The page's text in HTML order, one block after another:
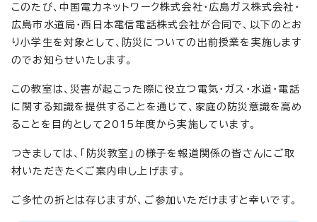
このたび、中国電力ネットワーク株式会社・広島ガス株式会社・
広島市水道局・西日本電信電話株式会社が合同で、以下のとお
り小学生を対象として、防災についての出前授業を実施します
のでお知らせいたします。
この教室は、災害が起こった際に役立つ電気・ガス・水道・電話
に関する知識を提供することを通じて、家庭の防災意識を高め
ることを目的として2015年度から実施しています。
つきましては、「防災教室」の様子を報道関係の皆さんにご取
材いただきたくご案内申し上げます。
ご多忙の折とは存じますが、ご参加いただけますと幸いです。